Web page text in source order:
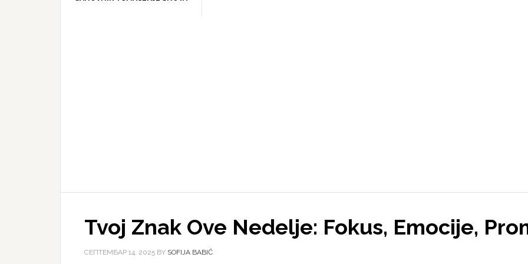
Tvoj Znak Ove Nedelje: Fokus, Emocije,
СЕПТЕМБАР 14, 2025 BY SOFIJA BABIĆ